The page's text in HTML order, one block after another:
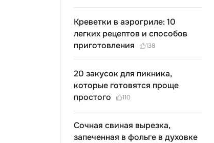
Креветки в аэрогриле: 10
легких рецептов и способов
приготовления
138
20 закусок для пикника,
которые готовятся проще
простого
110
Сочная свиная вырезка,
запеченная в фольге в духовке